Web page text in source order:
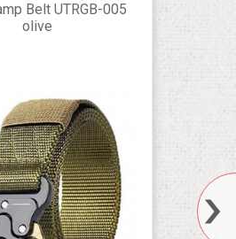
Belt UTRGB-005
olive